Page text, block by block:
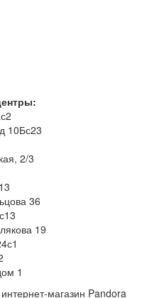
10Бс23
2/3
36
19
1
магазин Pandora